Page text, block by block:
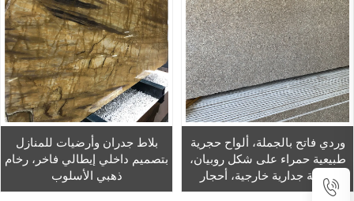
وردي فاتح بالجملة، ألواح حجرية
طبيعية حمراء على شكل روبيان،
تغطية جدارية خارجية، أحجار
زخرفية من الجرانيت الوردي (روزا
بلاط جدران وأرضيات للمنازل
بتصميم داخلي إيطالي فاخر، رخام
ذهبي الأسلوب